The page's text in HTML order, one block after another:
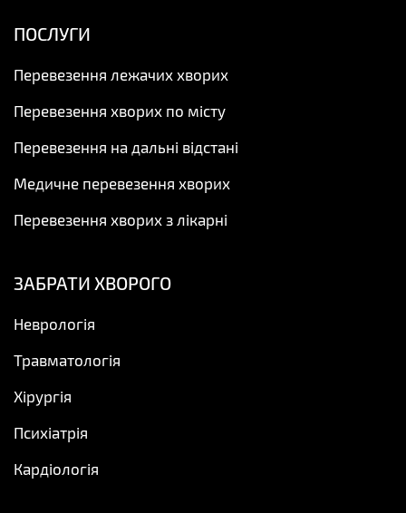
ПОСЛУГИ
Перевезення лежачих хворих
Перевезення хворих по місту
Перевезення на дальні відстані
Медичне перевезення хворих
Перевезення хворих з лікарні
ЗАБРАТИ ХВОРОГО
Неврологія
Травматологія
Хірургія
Психіатрія
Кардіологія